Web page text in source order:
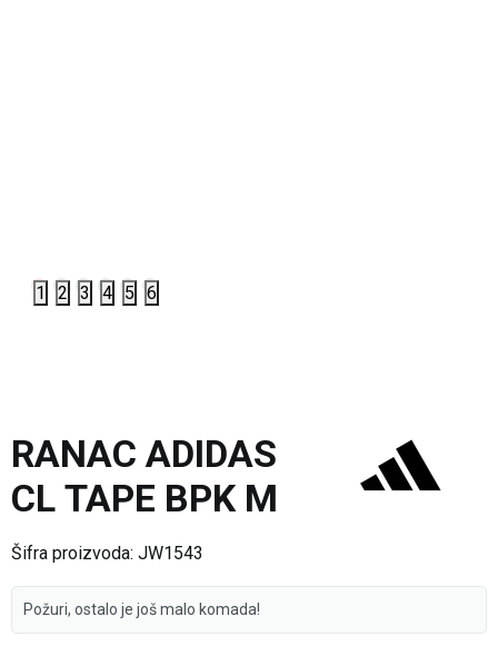
1 2 3 4 5 6
RANAC ADIDAS
CL TAPE BPK M
Šifra proizvoda: JW1543
Požuri, ostalo je još malo komada!